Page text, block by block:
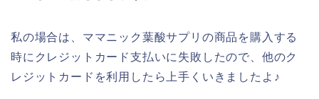
私の場合は、ママニック葉酸サプリの商品を購入する
時にクレジットカード支払いに失敗したので、他のク
レジットカードを利用したら上手くいきましたよ♪